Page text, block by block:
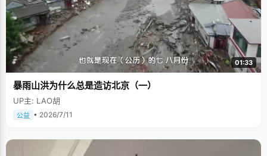
01:33
暴雨山洪为什么总是造访北京（一）
UP主: LAO胡
公益 • 2026/7/11